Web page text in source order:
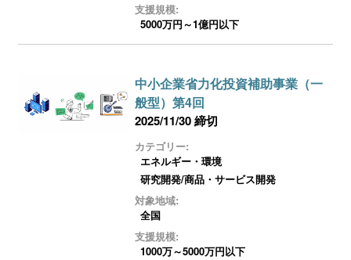
支援規模:
5000万円～1億円以下
中小企業省力化投資補助事業（一
般型）第4回
2025/11/30 締切
カテゴリー:
エネルギー・環境
研究開発/商品・サービス開発
対象地域:
全国
支援規模:
1000万～5000万円以下